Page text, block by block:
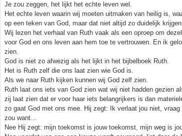
Je zou zeggen, het lijkt het echte leven wel.
Het echte leven waarin wij moeten uitmaken van heilig is,
op een teken van God, maar dat niet altijd zo duidelijk
Wij lezen het verhaal van Ruth vaak als een oproep om
voor God en ons leven aan hem toe te vertrouwen. En ik
zien.
God is niet zo afwezig als het lijkt in het bijbelboek Ruth.
Het is Ruth zelf die ons laat zien wie God is.
Als we naar Ruth kijken kunnen wij God zelf zien.
Ruth laat ons iets van God zien wat wij niet hadden gezien
zij laat zien dat er voor haar iets belangrijkers is dan
zo gaat God met ons mee. Hij zegt: Ik verlaat jou niet,
zou want…
Nee Hij zegt: mijn toekomst is jouw toekomst, mijn weg is